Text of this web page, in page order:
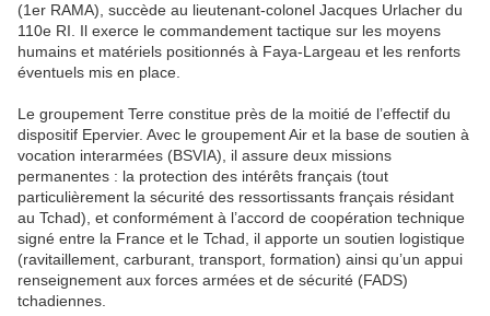
(1er RAMA), succède au lieutenant-colonel Jacques Urlacher du
110e RI. Il exerce le commandement tactique sur les moyens
humains et matériels positionnés à Faya-Largeau et les renforts
éventuels mis en place.
Le groupement Terre constitue près de la moitié de l’effectif du
dispositif Epervier. Avec le groupement Air et la base de soutien à
vocation interarmées (BSVIA), il assure deux missions
permanentes : la protection des intérêts français (tout
particulièrement la sécurité des ressortissants français résidant
au Tchad), et conformément à l’accord de coopération technique
signé entre la France et le Tchad, il apporte un soutien logistique
(ravitaillement, carburant, transport, formation) ainsi qu’un appui
renseignement aux forces armées et de sécurité (FADS)
tchadiennes.